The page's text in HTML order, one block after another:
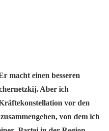
macht einen besseren
Aber ich
vor den
von dem ich